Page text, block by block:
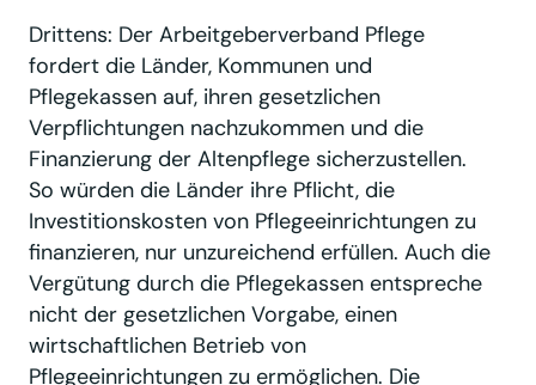
Drittens: Der Arbeitgeberverband Pflege
fordert die Länder, Kommunen und
Pflegekassen auf, ihren gesetzlichen
Verpflichtungen nachzukommen und die
Finanzierung der Altenpflege sicherzustellen.
So würden die Länder ihre Pflicht, die
Investitionskosten von Pflegeeinrichtungen zu
finanzieren, nur unzureichend erfüllen. Auch die
Vergütung durch die Pflegekassen entspreche
nicht der gesetzlichen Vorgabe, einen
wirtschaftlichen Betrieb von
Pflegeeinrichtungen zu ermöglichen. Die